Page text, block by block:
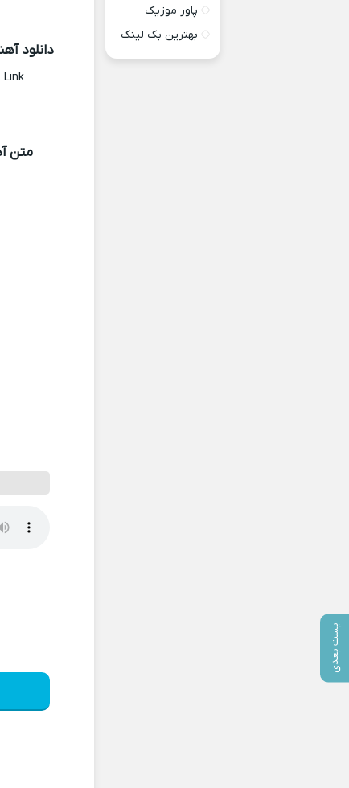
پست بعدی
دانلود
متن
پاور موزیک
بهترین بک لینک